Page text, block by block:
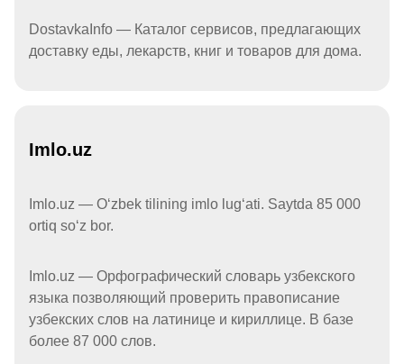
DostavkaInfo — Каталог сервисов, предлагающих
доставку еды, лекарств, книг и товаров для дома.
Imlo.uz
Imlo.uz — Oʻzbek tilining imlo lugʻati. Saytda 85 000
ortiq soʻz bor.
Imlo.uz — Орфографический словарь узбекского
языка позволяющий проверить правописание
узбекских слов на латинице и кириллице. В базе
более 87 000 слов.